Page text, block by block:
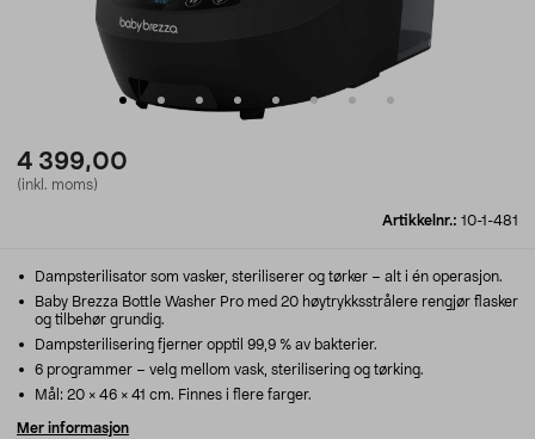
4 399,00
(inkl. moms)
Artikkelnr.: 10-1-481
Dampsterilisator som vasker, steriliserer og tørker – alt i én operasjon.
Baby Brezza Bottle Washer Pro med 20 høytrykksstrålere rengjør flasker
og tilbehør grundig.
Dampsterilisering fjerner opptil 99,9 % av bakterier.
6 programmer – velg mellom vask, sterilisering og tørking.
Mål: 20 × 46 × 41 cm. Finnes i flere farger.
Mer informasjon